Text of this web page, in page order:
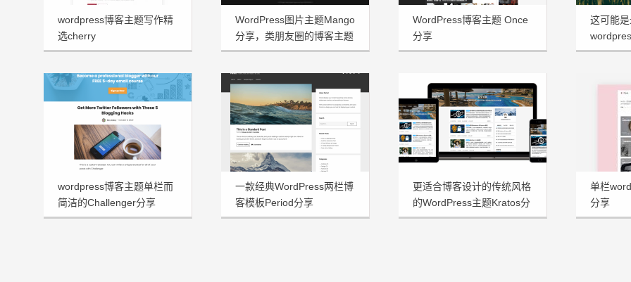
wordpress博客主题写作精
选cherry
WordPress图片主题Mango
分享，类朋友圈的博客主题
WordPress博客主题 Once
分享
这可能
享
wordpress博客主题单栏而
简洁的Challenger分享
一款经典WordPress两栏博
客模板Period分享
更适合博客设计的传统风格
的WordPress主题Kratos分
享
单栏
分享